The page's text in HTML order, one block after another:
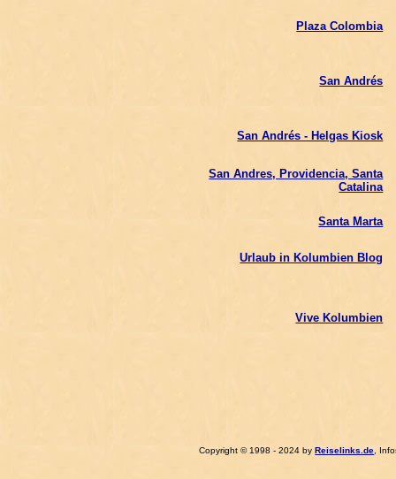
Plaza Colombia
San Andrés
San Andrés - Helgas Kiosk
San Andres, Providencia, Santa
Catalina
Santa Marta
Urlaub in Kolumbien Blog
Vive Kolumbien
Copyright © 1998 - 2024 byReiselinks.de ,